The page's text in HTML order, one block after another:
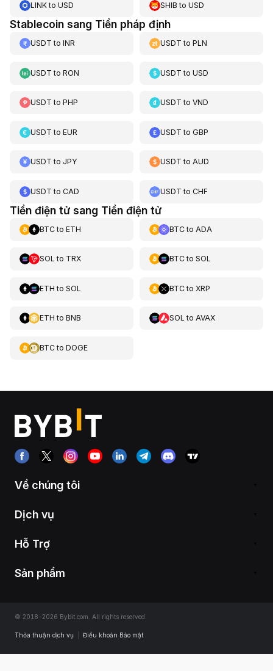
LINKto USD SHIB toUSD
Stablecoin sang Tiền pháp định
USDT to INR USDT toPLN
USDT to RON USDT toUSD
USDT to PHP USDT toVND
USDT to EUR USDT toGBP
USDT to JPY USDT toAUD
USDT to CAD USDT toCHF
Tiền điện tử sang Tiền điện tử
BTCto ETH BTCto ADA
SOL to TRX BTCto SOL
ETH to SOL BTCto XRP
ETH to BNB SOL to AVAX
BTCto DOGE
Về chúng tôi
Dịch vụ
Hỗ Trợ
Sản phẩm
© 2018-2026 Bybit.com. All rights reserved.
Thỏa thuận dịch vụ Điều khoản Bảo mật